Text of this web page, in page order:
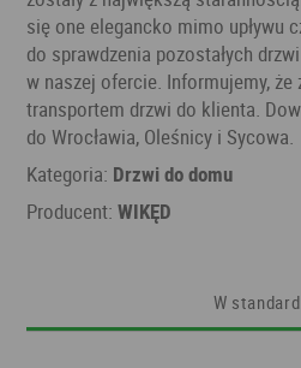
się one elegancko mimo upływu
do sprawdzenia pozostałych
w naszej ofercie. Informujemy,
transportem drzwi do klienta.
do Wrocławia, Oleśnicy i Sycowa.
Kategoria: Drzwi do domu
Producent:WIKĘD
W